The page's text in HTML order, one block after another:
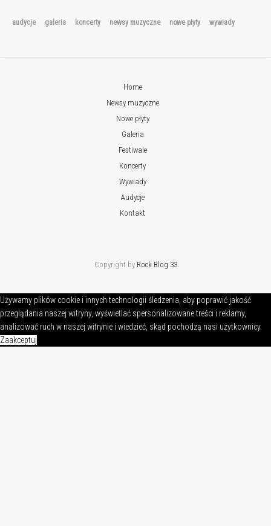
audycje galeria koncerty newsy muzyczne nowe płyty wywiady
Home
Newsy muzyczne
Nowe płyty
Galeria
Festiwale
Koncerty
Wywiady
Audycje
Kontakt
Copyright by Rock Blog 33
Używamy plików cookie i innych technologii śledzenia, aby poprawić jakość
przeglądania naszej witryny, wyświetlać spersonalizowane treści i reklamy,
analizować ruch w naszej witrynie i wiedzieć, skąd pochodzą nasi użytkownicy.
Zaakceptuj